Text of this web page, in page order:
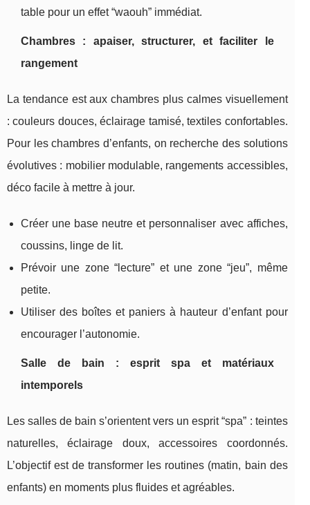
table pour un effet “waouh” immédiat.
Chambres : apaiser, structurer, et faciliter le
rangement
La tendance est aux chambres plus calmes visuellement
: couleurs douces, éclairage tamisé, textiles confortables.
Pour les chambres d’enfants, on recherche des solutions
évolutives : mobilier modulable, rangements accessibles,
déco facile à mettre à jour.
Créer une base neutre et personnaliser avec affiches,
coussins, linge de lit.
Prévoir une zone “lecture” et une zone “jeu”, même
petite.
Utiliser des boîtes et paniers à hauteur d’enfant pour
encourager l’autonomie.
Salle de bain : esprit spa et matériaux
intemporels
Les salles de bain s’orientent vers un esprit “spa” : teintes
naturelles, éclairage doux, accessoires coordonnés.
L’objectif est de transformer les routines (matin, bain des
enfants) en moments plus fluides et agréables.